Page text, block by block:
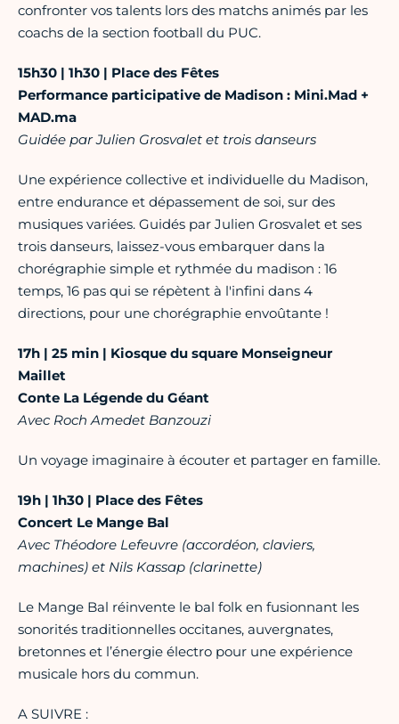
confronter vos talents lors des matchs animés par les
coachs de la section football du PUC.
15h30 | 1h30 | Place des Fêtes
Performance participative de Madison : Mini.Mad +
MAD.ma
Guidée par Julien Grosvalet et trois danseurs
Une expérience collective et individuelle du Madison,
entre endurance et dépassement de soi, sur des
musiques variées. Guidés par Julien Grosvalet et ses
trois danseurs, laissez-vous embarquer dans la
chorégraphie simple et rythmée du madison : 16
temps, 16 pas qui se répètent à l'infini dans 4
directions, pour une chorégraphie envoûtante !
17h | 25 min | Kiosque du square Monseigneur
Maillet
Conte La Légende du Géant
Avec Roch Amedet Banzouzi
Un voyage imaginaire à écouter et partager en famille.
19h | 1h30 | Place des Fêtes
Concert Le Mange Bal
Avec Théodore Lefeuvre (accordéon, claviers,
machines) et Nils Kassap (clarinette)
Le Mange Bal réinvente le bal folk en fusionnant les
sonorités traditionnelles occitanes, auvergnates,
bretonnes et l’énergie électro pour une expérience
musicale hors du commun.
A SUIVRE :